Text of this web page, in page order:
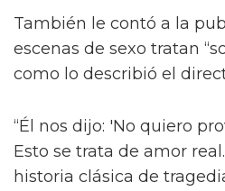
También le contó a la
escenas de sexo tratan
como lo describió el
“Él nos dijo: 'No quiero
Esto se trata de amor
historia clásica de